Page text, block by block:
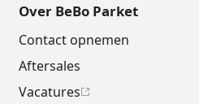
Over BeBo Parket
Contact opnemen
Aftersales
Vacatures